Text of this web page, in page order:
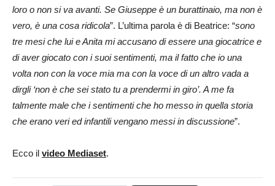
loro o non si va avanti. Se Giuseppe è un burattinaio, ma non è
vero, è una cosa ridicola”. L’ultima parola è di Beatrice: “sono
tre mesi che lui e Anita mi accusano di essere una giocatrice e
di aver giocato con i suoi sentimenti, ma il fatto che io una
volta non con la voce mia ma con la voce di un altro vada a
dirgli ‘non è che sei stato tu a prendermi in giro’. A me fa
talmente male che i sentimenti che ho messo in quella storia
che erano veri ed infantili vengano messi in discussione”.
Ecco il video Mediaset.